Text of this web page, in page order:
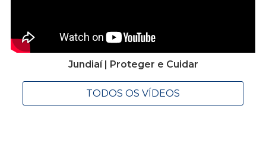
Jundiaí | Proteger e Cuidar
TODOS OS VÍDEOS